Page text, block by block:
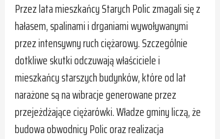
Przez lata mieszkańcy Starych Polic zmagali się z
hałasem, spalinami i drganiami wywoływanymi
przez intensywny ruch ciężarowy. Szczególnie
dotkliwe skutki odczuwają właściciele i
mieszkańcy starszych budynków, które od lat
narażone są na wibracje generowane przez
przejeżdżające ciężarówki. Władze gminy liczą, że
budowa obwodnicy Polic oraz realizacja